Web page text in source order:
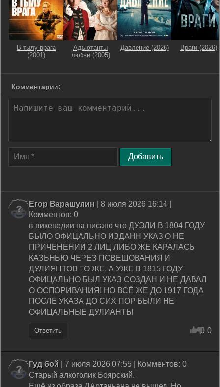
В тылу врага
(2001)
Адъютанты
любви (2005)
Давление (2026) Враги (2026)
Комментарии:
Добавить
Егор Варашулин | 8 июля 2026 16:14 |
Комментов: 0
в викепедии на писано что ДУЭЛИ В 1804 ГОДУ
БЫЛО ОФИЦАЛЬНО ИЗДАНН УКАЗ О НЕ
ПРИЧЕНЕНИИ 2 ЛИЦ ЛИБО ЖЕ КАРАЛАСЬ
КАЗЬНЬЮ ЧЕРЕЗ ПОВЕШОВАНИЯ И
ДУЛИЯНТОВ ТО ЖЕ, А УЖЕ В 1815 ГОДУ
ОФИЦАЛЬНО БЫЛ УКАЗ СОЗДАН И НЕ ДАВАЛ
О ОСПОРИВАНИЯ! НО ВСЁ ЖЕ ДО 1917 ГОДА
ПОСЛЕ УКАЗА ДО СИХ ПОР БЫЛИ НЕ
ОФИЦАЛЬНЫЕ ДУЛИАНТЫ
Ответить 0 0
Гуд бой | 7 июля 2026 07:55 | Комментов: 0
Старый алкоголик Боярский.